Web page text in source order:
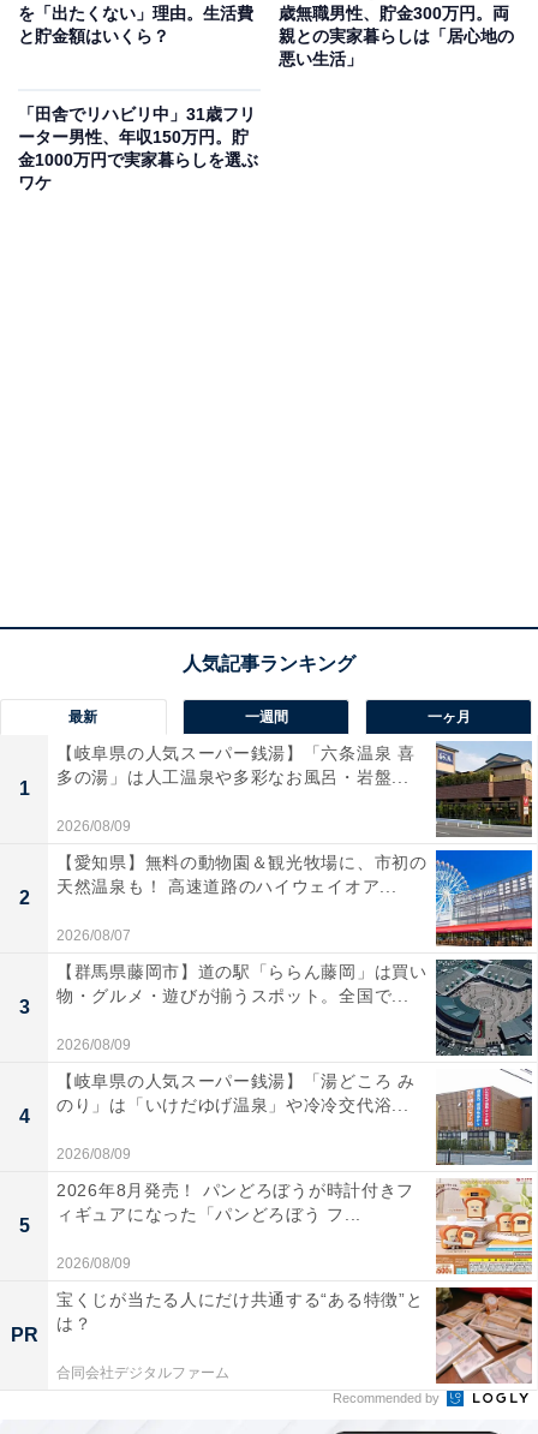
を「出たくない」理由。生活費
と貯金額はいくら？
歳無職男性、貯金300万円。両
親との実家暮らしは「居心地の
悪い生活」
「田舎でリハビリ中」31歳フリ
ーター男性、年収150万円。貯
金1000万円で実家暮らしを選ぶ
ワケ
最新 一週間 一ヶ月
1
【岐阜県の人気スーパー銭湯】「六条温泉 喜
多の湯」は人工温泉や多彩なお風呂・岩盤...
2026/08/09
2
【愛知県】無料の動物園＆観光牧場に、市初の
天然温泉も！ 高速道路のハイウェイオア...
2026/08/07
3
【群馬県藤岡市】道の駅「ららん藤岡」は買い
物・グルメ・遊びが揃うスポット。全国で...
2026/08/09
4
【岐阜県の人気スーパー銭湯】「湯どころ み
のり」は「いけだゆげ温泉」や冷冷交代浴...
2026/08/09
5
2026年8月発売！ パンどろぼうが時計付きフ
ィギュアになった「パンどろぼう フ...
2026/08/09
PR
宝くじが当たる人にだけ共通する“ある特徴”と
は？
合同会社デジタルファーム
Recommended by